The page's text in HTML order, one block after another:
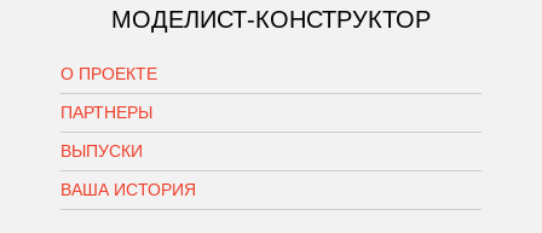
МОДЕЛИСТ-КОНСТРУКТОР
О ПРОЕКТЕ
ПАРТНЕРЫ
ВЫПУСКИ
ВАША ИСТОРИЯ